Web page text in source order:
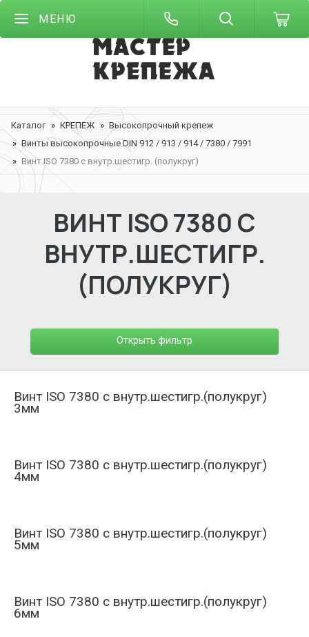
МЕНЮ
Каталог КРЕПЕЖ
Высокопрочный крепеж
Винты высокопрочные DIN 912 / 913 / 914 / 7380 / 7991
Винт ISO 7380 с внутр.шестигр. (полукруг)
ВИНТ ISO 7380 С
ВНУТР.ШЕСТИГР.
(ПОЛУКРУГ)
Открыть фильтр
Винт ISO 7380 с внутр.шестигр.(полукруг)
3мм
Винт ISO 7380 с внутр.шестигр.(полукруг)
4мм
Винт ISO 7380 с внутр.шестигр.(полукруг)
5мм
Винт ISO 7380 с внутр.шестигр.(полукруг)
6мм